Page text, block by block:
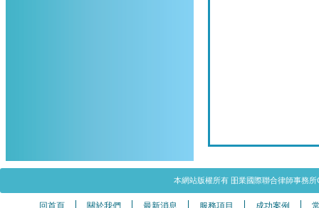
本網站版權所有 昍業國際聯合律師事務
回首頁 關於我們 最新消息 服務項目 成功案例